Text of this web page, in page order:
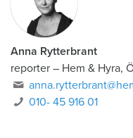
Anna Rytterbrant
reporter – Hem & Hyra,
010- 45 916 01